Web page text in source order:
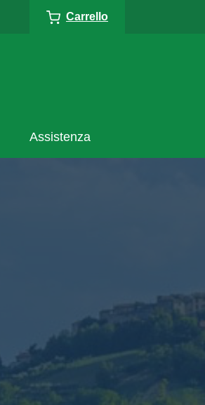
Carrello
Assistenza